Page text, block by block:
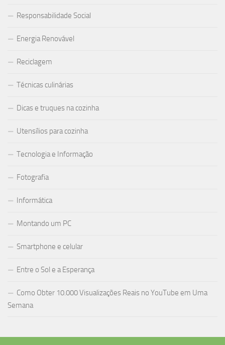
Responsabilidade Social
Energia Renovável
Reciclagem
Técnicas culinárias
Dicas e truques na cozinha
Utensílios para cozinha
Tecnologia e Informação
Fotografia
Informática
Montando um PC
Smartphone e celular
Entre o Sol e a Esperança
Como Obter 10.000 Visualizações Reais no YouTube em Uma
Semana